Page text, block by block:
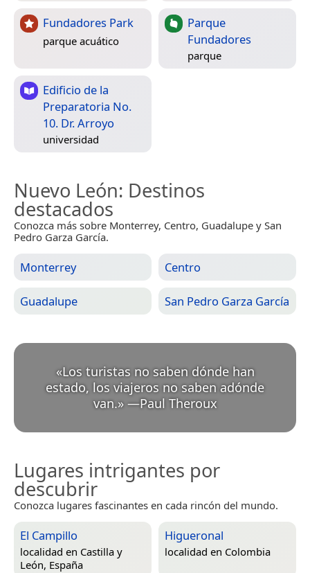
Fundadores Park
parque acuático
Parque
Fundadores
parque
Edificio de la
Preparatoria No.
10. Dr. Arroyo
universidad
Nuevo León: Destinos
destacados
Conozca más sobre Monterrey, Centro, Guadalupe y San
Pedro Garza García.
Monterrey Centro
Guadalupe San Pedro Garza García
«Los turistas no saben dónde han
estado, los viajeros no saben adónde
van.» —Paul Theroux
Lugares intrigantes por
descubrir
Conozca lugares fascinantes en cada rincón del mundo.
El Campillo
localidad en Castilla y
León, España
Higueronal
localidad en Colombia